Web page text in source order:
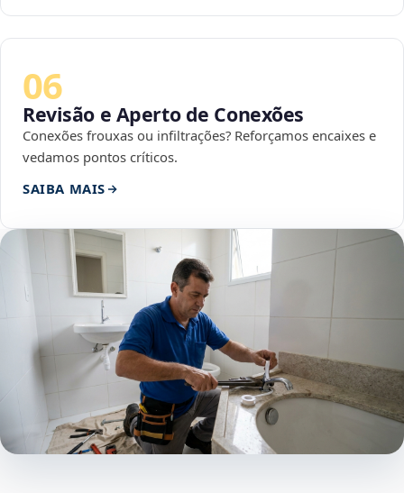
06
Revisão e Aperto de Conexões
Conexões frouxas ou infiltrações? Reforçamos encaixes e
vedamos pontos críticos.
SAIBA MAIS